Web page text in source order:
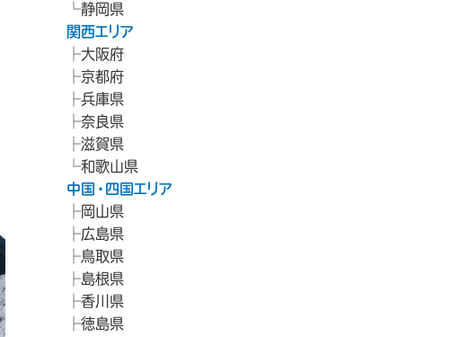
静岡県
関西エリア
大阪府
京都府
兵庫県
奈良県
滋賀県
和歌山県
中国・四国エリア
岡山県
広島県
鳥取県
島根県
香川県
徳島県